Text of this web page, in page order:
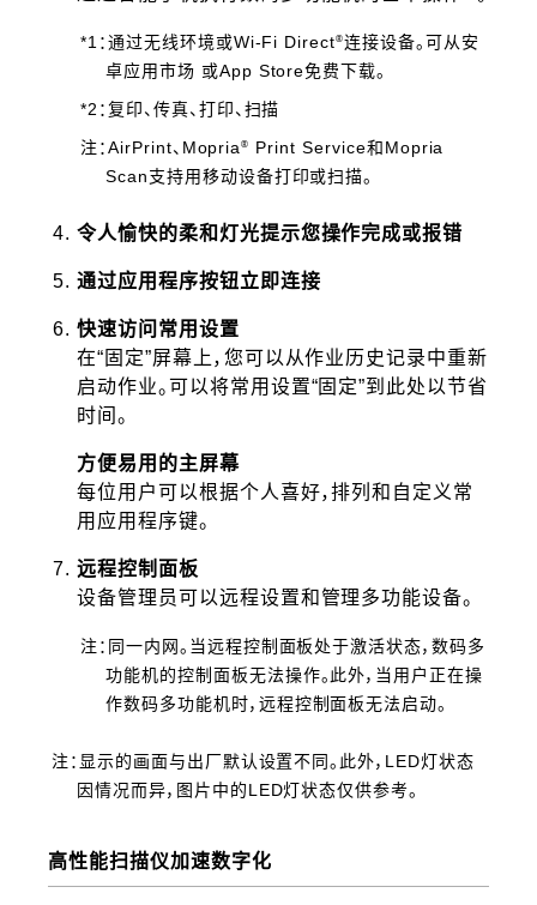
*1：通过无线环境或Wi-Fi Direct®连接设备。可从安
卓应用市场 或App Store免费下载。
*2：复印、传真、打印、扫描
注：AirPrint、Mopria®
Print Service和Mopria
Scan支持用移动设备打印或扫描。
令人愉快的柔和灯光提示您操作完成或报错
通过应用程序按钮立即连接
快速访问常用设置
在“固定”屏幕上，您可以从作业历史记录中重新
启动作业。可以将常用设置“固定”到此处以节省
时间。
方便易用的主屏幕
每位用户可以根据个人喜好，排列和自定义常
用应用程序键。
远程控制面板
设备管理员可以远程设置和管理多功能设备。
注：同一内网。当远程控制面板处于激活状态，数码多
功能机的控制面板无法操作。此外，当用户正在操
作数码多功能机时，远程控制面板无法启动。
注：显示的画面与出厂默认设置不同。此外，LED灯状态
因情况而异，图片中的LED灯状态仅供参考。
高性能扫描仪加速数字化